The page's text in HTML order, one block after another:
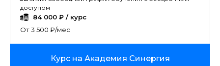
доступом
84 000 ₽ / курс
От 3 500 ₽/мес
Курс на Академия Синергия